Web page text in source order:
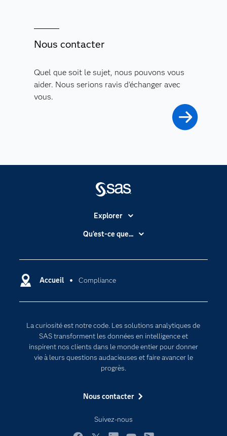
Nous contacter
Quel que soit le sujet, nous pouvons vous
aider. Nous serions ravis d'échanger avec
vous.
Accueil Compliance
La curiosité est notre code. Les solutions analytiques de
SAS transforment les données en intelligence et
inspirent nos clients dans le monde entier pour donner
vie à leurs questions audacieuses et faire avancer le
progrès.
Nous contacter
Suivez-nous
Explorer
Accessibilité
Carrières
Certifications
Documentation
Pour les enseignants
Entreprise
Formations
Pourquoi SAS ?
Qu'est-ce que...
Intelligence artificielle
Transformation digitale